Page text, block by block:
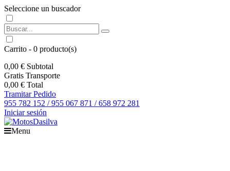
Seleccione un buscador
Carrito - 0 producto(s)
0,00 € Subtotal
Gratis Transporte
0,00 € Total
Tramitar Pedido
955 782 152 / 955 067 871 / 658 972 281
Iniciar sesión
Menu